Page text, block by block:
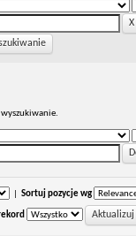
Sortuj pozycje wg